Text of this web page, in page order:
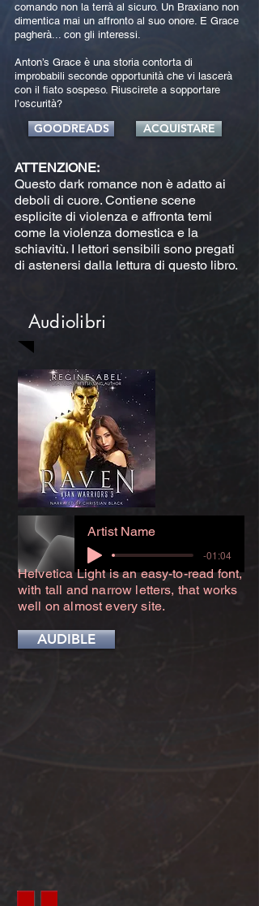
comando non la terrà al sicuro. Un Braxiano non
dimentica mai un affronto al suo onore. E Grace
pagherà... con gli interessi.
Anton’s Grace è una storia contorta di
improbabili seconde opportunità che vi lascerà
con il fiato sospeso. Riuscirete a sopportare
l’oscurità?
GOODREADS ACQUISTARE
ATTENZIONE:
Questo dark romance non è adatto ai
deboli di cuore. Contiene scene
esplicite di violenza e affronta temi
come la violenza domestica e la
schiavitù. I lettori sensibili sono pregati
di astenersi dalla lettura di questo libro.
Audiolibri
Artist Name
-01:04
Helvetica Light is an easy-to-read font,
with tall and narrow letters, that works
well on almost every site.
AUDIBLE